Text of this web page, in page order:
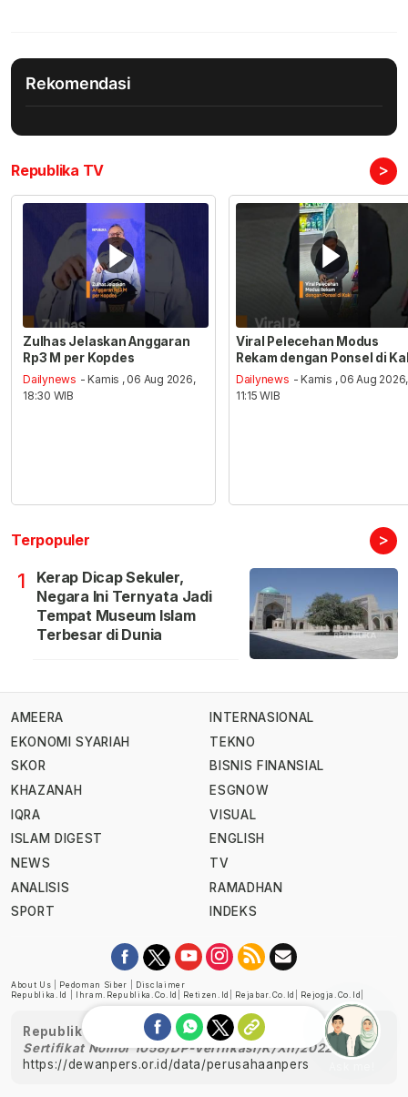
Rekomendasi
Republika TV >
Zulhas Jelaskan Anggaran
Rp3 M per Kopdes
Dailynews - Kamis , 06 Aug 2026,
18:30 WIB
Viral Pelecehan Modus
Rekam dengan Ponsel di
Dailynews - Kamis , 06 Aug 2026,
11:15 WIB
Terpopuler >
1
Kerap Dicap Sekuler,
Negara Ini Ternyata Jadi
Tempat Museum Islam
Terbesar di Dunia
AMEERA
EKONOMI SYARIAH
SKOR
KHAZANAH
IQRA
ISLAM DIGEST
NEWS
ANALISIS
SPORT
INTERNASIONAL
TEKNO
BISNIS FINANSIAL
ESGNOW
VISUAL
ENGLISH
TV
RAMADHAN
INDEKS
About Us Pedoman Siber
Disclaimer
Republika.id
Ihram.republika.co.id Retizen.id Rejabar.co.id Rejogja.co.id
Republika telah diverifikasi oleh Dewan Pers
Sertifikat Nomor 1058/DP-Verifikasi/K/XII/2022
https://dewanpers.or.id/data/perusahaanpers